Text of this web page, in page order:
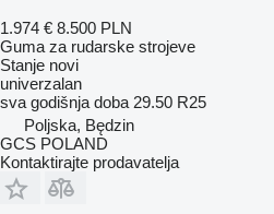
1.974 € 8.500 PLN
Guma za rudarske strojeve
Stanje novi
univerzalan
sva godišnja doba 29.50 R25
Poljska, Będzin
GCS POLAND
Kontaktirajte prodavatelja